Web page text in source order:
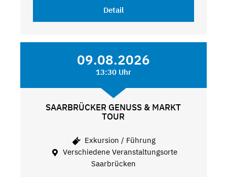
Detail
09.08.2026
13:30 Uhr
SAARBRÜCKER GENUSS & MARKT
TOUR
Exkursion / Führung
Verschiedene Veranstaltungsorte
Saarbrücken